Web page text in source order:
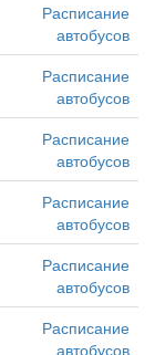
Расписание
автобусов
Расписание
автобусов
Расписание
автобусов
Расписание
автобусов
Расписание
автобусов
Расписание
автобусов